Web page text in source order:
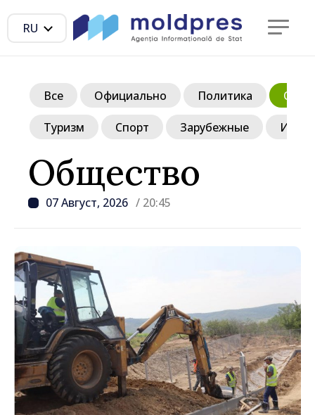
RU
Общество
07 Август, 2026 / 20:45
Все Официально Политика
Туризм Спорт Зарубежные